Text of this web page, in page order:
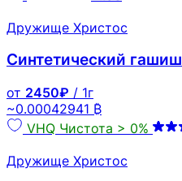
Дружище Христос
Синтетический гашиш
от 2450₽ / 1г
~0.00042941 ₿
VHQ Чистота > 0%
Дружище Христос